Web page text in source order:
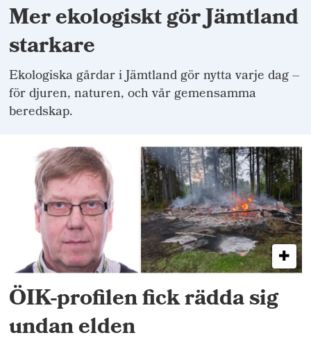
Mer ekologiskt gör Jämtland
starkare
Ekologiska gårdar i Jämtland gör nytta varje dag –
för djuren, naturen, och vår gemensamma
beredskap.
ÖIK-profilen fick rädda sig
undan elden